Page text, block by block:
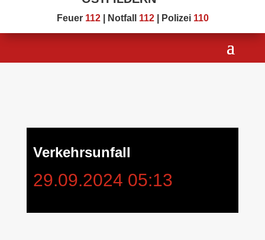
Feuer 112| Notfall 112| Polizei 110
Verkehrsunfall
29.09.2024 05:13